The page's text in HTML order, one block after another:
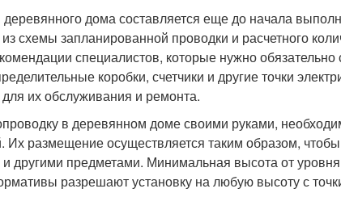
дома составляется еще до начала
схемы запланированной проводки и расчетного
специалистов, которые нужно обязательно
коробки, счетчики и другие точки
их обслуживания и ремонта.
в деревянном доме своими руками,
размещение осуществляется таким образом,
предметами. Минимальная высота от
разрешают установку на любую высоту с